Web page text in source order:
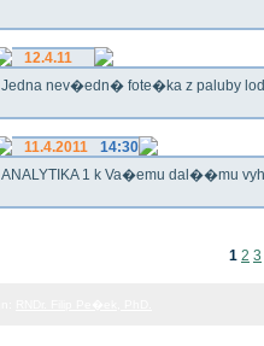
12.4.11
Jedna nev�edn� fote�ka z paluby
11.4.2011
14:30
ANALYTIKA 1 k Va�emu dal��mu
1 2 3